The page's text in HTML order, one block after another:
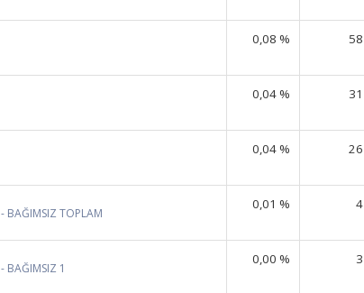
0,08 % 58
0,04 % 31
0,04 % 26
- BAĞIMSIZ TOPLAM
0,01 % 4
- BAĞIMSIZ 1
0,00 % 3